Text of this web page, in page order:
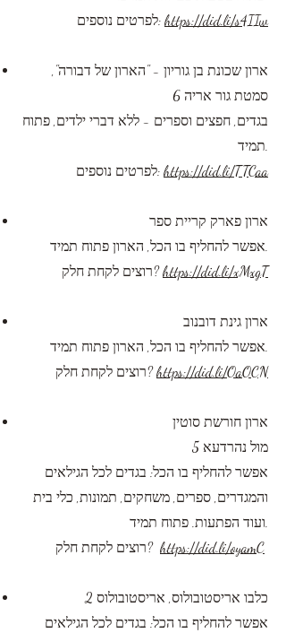
לפרטים נוספים: https://did.li/s4IIw
ארון שכונת בן גוריון - "הארון של דבורה",
סמטת גור אריה 6
בגדים, חפצים וספרים - ללא דברי ילדים, פתוח
תמיד.
לפרטים נוספים: https://did.l​​i/TTCaa
ארון פארק קריית ספר
אפשר להחליף בו הכל, הארון פתוח תמיד.
רוצים לקחת חלק?https://did.li/xMxgT
ארון גינת דובנוב
אפשר להחליף בו הכל, הארון פתוח תמיד.
רוצים לקחת חלק?https://​did.li/OaOCN
ארון חורשת סוטין
מול נהרדעא 5
אפשר להחליף בו הכל: בגדים לכל הגילאים
והמגדרים, ספרים, משחקים, תמונות, כלי בית
ועוד הפתעות. פתוח תמיד.
רוצים לקחת חלק? https://did.li/oyamC
כלבו אריסטובולוס, אריסטובולוס 2
אפשר להחליף בו הכל: בגדים לכל הגילאים